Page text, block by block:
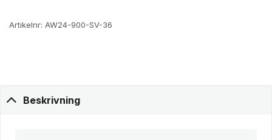
Artikelnr: AW24-900-SV-36
Beskrivning